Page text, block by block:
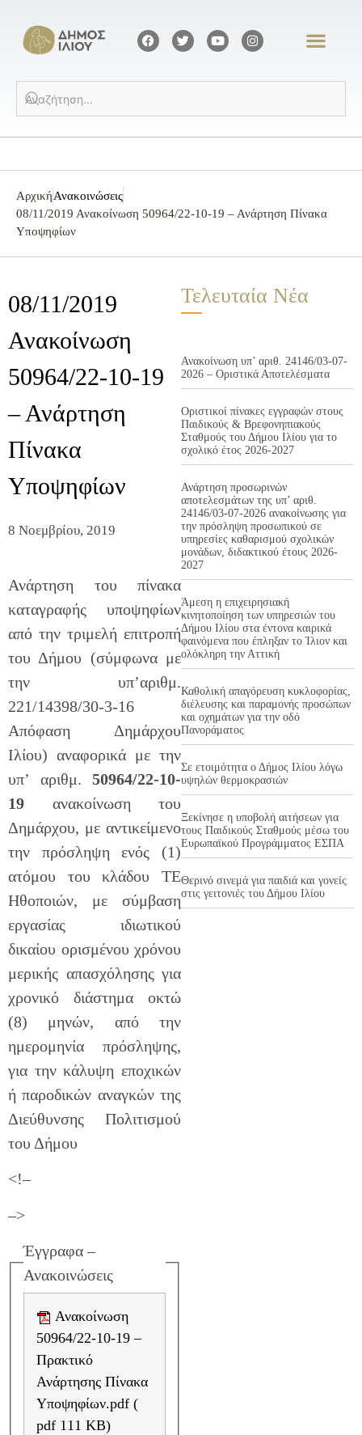
ΑρχικήΑνακοινώσεις
08/11/2019 Ανακοίνωση 50964/22-10-19 – Ανάρτηση Πίνακα
Υποψηφίων
08/11/2019
Ανακοίνωση
50964/22-10-19
– Ανάρτηση
Πίνακα
Υποψηφίων
8 Νοεμβρίου, 2019
Ανάρτηση του πίνακα
καταγραφής υποψηφίων
από την τριμελή επιτροπή
του Δήμου (σύμφωνα με
την υπ’αριθμ.
221/14398/30-3-16
Απόφαση Δημάρχου
Ιλίου) αναφορικά με την
υπ’ αριθμ. 50964/22-10-
19 ανακοίνωση του
Δημάρχου, με αντικείμενο
την πρόσληψη ενός (1)
ατόμου του κλάδου ΤΕ
Ηθοποιών, με σύμβαση
εργασίας ιδιωτικού
δικαίου ορισμένου χρόνου
μερικής απασχόλησης για
χρονικό διάστημα οκτώ
(8) μηνών, από την
ημερομηνία πρόσληψης,
για την κάλυψη εποχικών
ή παροδικών αναγκών της
Διεύθυνσης Πολιτισμού
του Δήμου
<!–
–>
Έγγραφα –
Ανακοινώσεις
50964/22-10-19 –
Πρακτικό
Ανάρτησης Πίνακα
Υποψηφίων.pdf (
pdf 111 KB)
Τελευταία Νέα
Ανακοίνωση υπ’ αριθ. 24146/03-07-
2026 – Οριστικά Αποτελέσματα
Οριστικοί πίνακες εγγραφών στους
Παιδικούς & Βρεφονηπιακούς
Σταθμούς του Δήμου Ιλίου για το
σχολικό έτος 2026-2027
Ανάρτηση προσωρινών
αποτελεσμάτων της υπ’ αριθ.
24146/03-07-2026 ανακοίνωσης για
την πρόσληψη προσωπικού σε
υπηρεσίες καθαρισμού σχολικών
μονάδων, διδακτικού έτους 2026-
2027
Άμεση η επιχειρησιακή
κινητοποίηση των υπηρεσιών του
Δήμου Ιλίου στα έντονα καιρικά
φαινόμενα που έπληξαν το Ίλιον και
ολόκληρη την Αττική
Καθολική απαγόρευση κυκλοφορίας,
διέλευσης και παραμονής προσώπων
και οχημάτων για την οδό
Πανοράματος
Σε ετοιμότητα ο Δήμος Ιλίου λόγω
υψηλών θερμοκρασιών
Ξεκίνησε η υποβολή αιτήσεων για
τους Παιδικούς Σταθμούς μέσω του
Ευρωπαϊκού Προγράμματος ΕΣΠΑ
Θερινό σινεμά για παιδιά και γονείς
στις γειτονιές του Δήμου Ιλίου